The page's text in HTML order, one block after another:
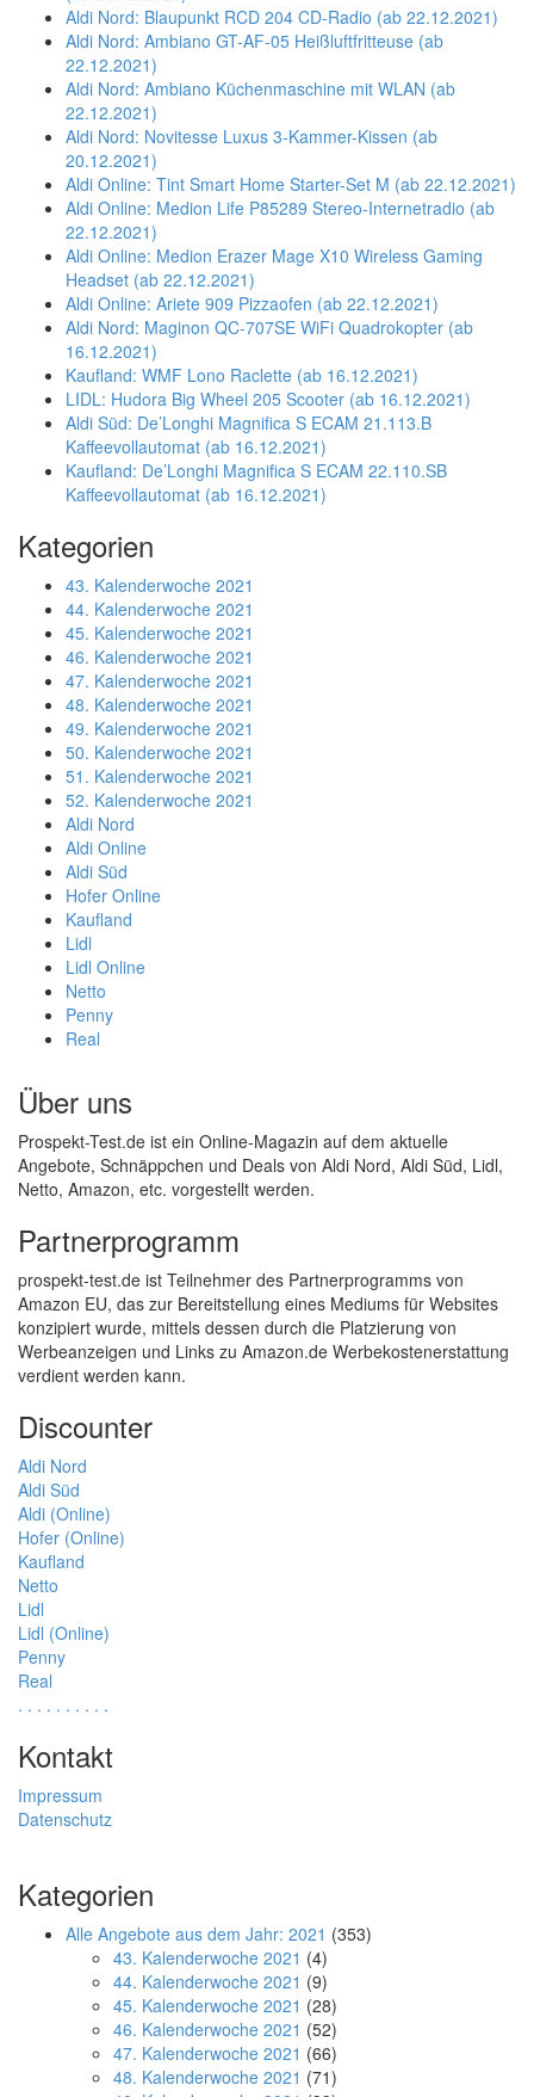
Aldi Nord: Blaupunkt RCD 204 CD-Radio (ab 22.12.2021)
Aldi Nord: Ambiano GT-AF-05 Heißluftfritteuse (ab
22.12.2021)
Aldi Nord: Ambiano Küchenmaschine mit WLAN (ab
22.12.2021)
Aldi Nord: Novitesse Luxus 3-Kammer-Kissen (ab
20.12.2021)
Aldi Online: Tint Smart Home Starter-Set M (ab 22.12.2021)
Aldi Online: Medion Life P85289 Stereo-Internetradio (ab
22.12.2021)
Aldi Online: Medion Erazer Mage X10 Wireless Gaming
Headset (ab 22.12.2021)
Aldi Online: Ariete 909 Pizzaofen (ab 22.12.2021)
Aldi Nord: Maginon QC-707SE WiFi Quadrokopter (ab
16.12.2021)
Kaufland: WMF Lono Raclette (ab 16.12.2021)
LIDL: Hudora Big Wheel 205 Scooter (ab 16.12.2021)
Aldi Süd: De’Longhi Magnifica S ECAM 21.113.B
Kaffeevollautomat (ab 16.12.2021)
Kaufland: De’Longhi Magnifica S ECAM 22.110.SB
Kaffeevollautomat (ab 16.12.2021)
Kategorien
43. Kalenderwoche 2021
44. Kalenderwoche 2021
45. Kalenderwoche 2021
46. Kalenderwoche 2021
47. Kalenderwoche 2021
48. Kalenderwoche 2021
49. Kalenderwoche 2021
50. Kalenderwoche 2021
51. Kalenderwoche 2021
52. Kalenderwoche 2021
Aldi Nord
Aldi Online
Aldi Süd
Hofer Online
Kaufland
Lidl
Lidl Online
Netto
Penny
Real
Über uns
Prospekt-Test.de ist ein Online-Magazin auf dem aktuelle
Angebote, Schnäppchen und Deals von Aldi Nord, Aldi Süd, Lidl,
Netto, Amazon, etc. vorgestellt werden.
Partnerprogramm
prospekt-test.de ist Teilnehmer des Partnerprogramms von
Amazon EU, das zur Bereitstellung eines Mediums für Websites
konzipiert wurde, mittels dessen durch die Platzierung von
Werbeanzeigen und Links zu Amazon.de Werbekostenerstattung
verdient werden kann.
Discounter
Aldi Nord
Aldi Süd
Aldi (Online)
Hofer (Online)
Kaufland
Netto
Lidl
Lidl (Online)
Penny
Real
. . . . . . . . . .
Kontakt
Impressum
Datenschutz
Kategorien
Alle Angebote aus dem Jahr: 2021 (353)
43. Kalenderwoche 2021 (4)
44. Kalenderwoche 2021 (9)
45. Kalenderwoche 2021 (28)
46. Kalenderwoche 2021 (52)
47. Kalenderwoche 2021 (66)
48. Kalenderwoche 2021 (71)